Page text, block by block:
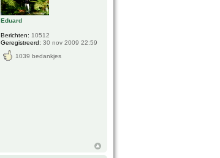
Eduard
Berichten: 10512
Geregistreerd: 30 nov 2009 22:59
1039 bedankjes